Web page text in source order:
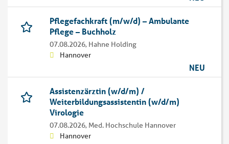
Pflegefachkraft (m/w/d) – Ambulante
Pflege – Buchholz
07.08.2026, Hahne Holding
Hannover
NEU
Assistenzärztin (w/d/m) /
Weiterbildungsassistentin (w/d/m)
Virologie
07.08.2026, Med. Hochschule Hannover
Hannover